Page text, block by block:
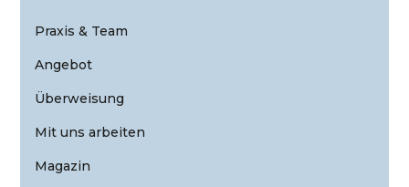
Praxis & Team
Angebot
Überweisung
Mit uns arbeiten
Magazin